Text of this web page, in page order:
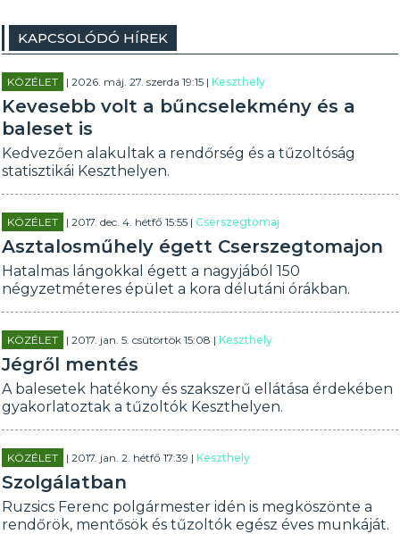
KAPCSOLÓDÓ HÍREK
KÖZÉLET | 2026. máj. 27. szerda 19:15 |Keszthely
Kevesebb volt a bűncselekmény és a
baleset is
Kedvezően alakultak a rendőrség és a tűzoltóság
statisztikái Keszthelyen.
KÖZÉLET | 2017. dec. 4. hétfő 15:55 |Cserszegtomaj
Asztalosműhely égett Cserszegtomajon
Hatalmas lángokkal égett a nagyjából 150
négyzetméteres épület a kora délutáni órákban.
KÖZÉLET | 2017. jan. 5. csütörtök 15:08 |Keszthely
Jégről mentés
A balesetek hatékony és szakszerű ellátása érdekében
gyakorlatoztak a tűzoltók Keszthelyen.
KÖZÉLET | 2017. jan. 2. hétfő 17:39 |Keszthely
Szolgálatban
Ruzsics Ferenc polgármester idén is megköszönte a
rendőrök, mentősök és tűzoltók egész éves munkáját.